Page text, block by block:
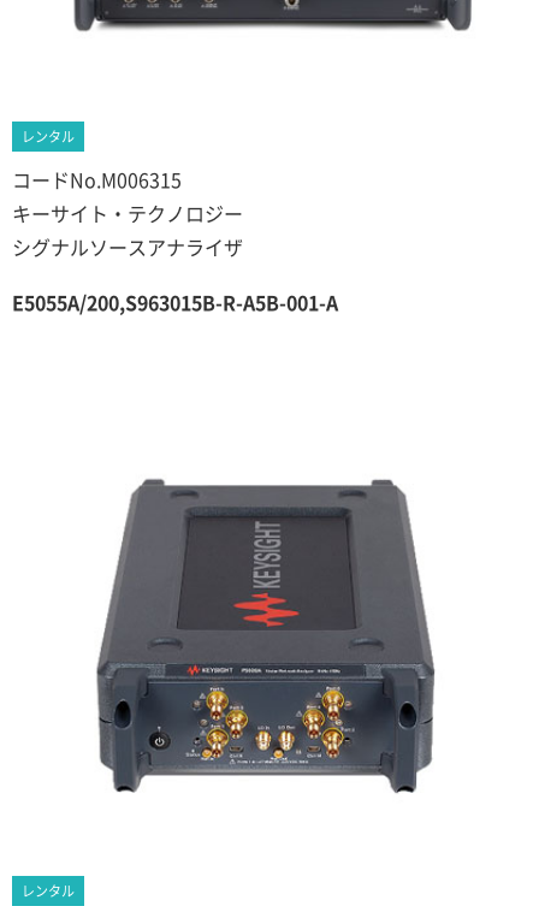
レンタル
コードNo.M006315
キーサイト・テクノロジー
シグナルソースアナライザ
E5055A/200,S963015B-R-A5B-001-A
レンタル